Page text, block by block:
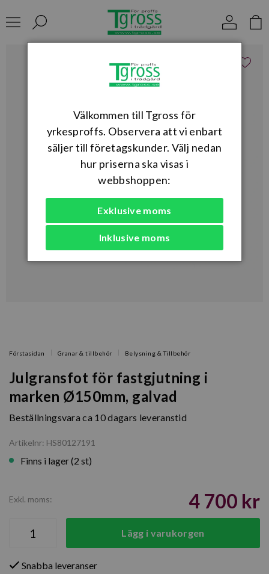
Förstasidan Granar & tillbehör Belysning & Tillbehör
Julgransfot för fastgjutning i
marken Ø150mm, galvad
Beställningsvara ca 10 dagars leveranstid
Artikelnr: HS80127191
Finns i lager (2 st)
Exkl. moms: 4 700 kr
Lägg i varukorgen
Snabba leveranser
Välkommen till Tgross för
yrkesproffs. Observera att vi enbart
säljer till företagskunder. Välj nedan
hur priserna ska visas i
webbshoppen:
Exklusive moms
Inklusive moms